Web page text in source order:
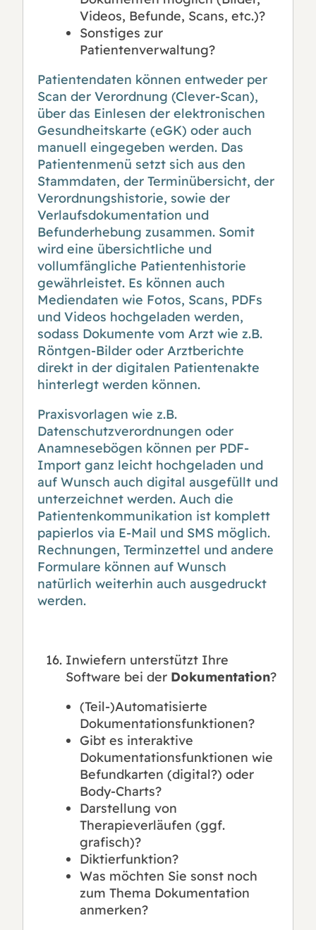
Videos, Befunde, Scans, etc.)?
Sonstiges zur
Patientenverwaltung?
Patientendaten können entweder per
Scan der Verordnung (Clever-Scan),
über das Einlesen der elektronischen
Gesundheitskarte (eGK) oder auch
manuell eingegeben werden. Das
Patientenmenü setzt sich aus den
Stammdaten, der Terminübersicht, der
Verordnungshistorie, sowie der
Verlaufsdokumentation und
Befunderhebung zusammen. Somit
wird eine übersichtliche und
vollumfängliche Patientenhistorie
gewährleistet. Es können auch
Mediendaten wie Fotos, Scans, PDFs
und Videos hochgeladen werden,
sodass Dokumente vom Arzt wie z.B.
Röntgen-Bilder oder Arztberichte
direkt in der digitalen Patientenakte
hinterlegt werden können.
Praxisvorlagen wie z.B.
Datenschutzverordnungen oder
Anamnesebögen können per PDF-
Import ganz leicht hochgeladen und
auf Wunsch auch digital ausgefüllt und
unterzeichnet werden. Auch die
Patientenkommunikation ist komplett
papierlos via E-Mail und SMS möglich.
Rechnungen, Terminzettel und andere
Formulare können auf Wunsch
natürlich weiterhin auch ausgedruckt
werden.
Inwiefern unterstützt Ihre
Software bei der Dokumentation?
(Teil-)Automatisierte
Dokumentationsfunktionen?
Gibt es interaktive
Dokumentationsfunktionen wie
Befundkarten (digital?) oder
Body-Charts?
Darstellung von
Therapieverläufen (ggf.
grafisch)?
Diktierfunktion?
Was möchten Sie sonst noch
zum Thema Dokumentation
anmerken?